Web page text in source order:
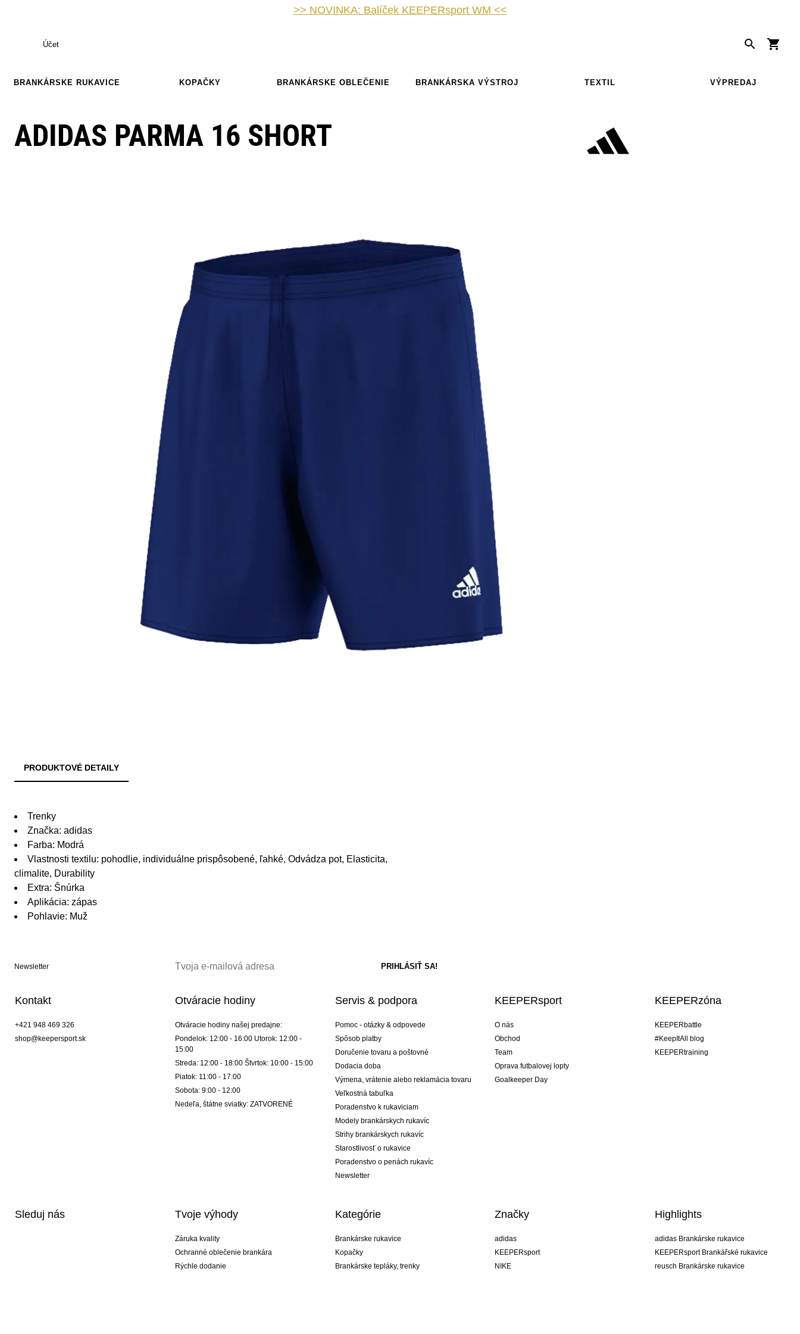
>> NOVINKA: Balíček KEEPERsport WM <<
Účet
BRANKÁRSKE RUKAVICE KOPAČKY BRANKÁRSKE OBLEČENIE BRANKÁRSKA VÝSTROJ TEXTIL VÝPREDAJ
ADIDAS PARMA 16 SHORT
PRODUKTOVÉ DETAILY
Trenky
Značka: adidas
Farba: Modrá
Vlastnosti textilu: pohodlie, individuálne prispôsobené, ľahké, Odvádza pot, Elasticita,
climalite, Durability
Extra: Šnúrka
Aplikácia: zápas
Pohlavie: Muž
Newsletter
Kontakt
+421 948 469 326
shop@keepersport.sk
Otváracie hodiny
Otváracie hodiny našej predajne:
Pondelok: 12:00 - 16:00 Utorok: 12:00 -
15:00
Streda: 12:00 - 18:00 Štvrtok: 10:00 - 15:00
Piatok: 11:00 - 17:00
Sobota: 9:00 - 12:00
Nedeľa, štátne sviatky: ZATVORENÉ
Servis & podpora
Pomoc - otázky & odpovede
Spôsob platby
Doručenie tovaru a poštovné
Dodacia doba
Výmena, vrátenie alebo reklamácia tovaru
Veľkostná tabuľka
Poradenstvo k rukaviciam
Modely brankárskych rukavíc
Strihy brankárskych rukavíc
Starostlivosť o rukavice
Poradenstvo o penách rukavíc
Newsletter
KEEPERsport
O nás
Obchod
Team
Oprava futbalovej lopty
Goalkeeper Day
KEEPERzóna
KEEPERbattle
#KeepItAll blog
KEEPERtraining
Sleduj nás Tvoje výhody
Záruka kvality
Ochranné oblečenie brankára
Rýchle dodanie
Kategórie
Brankárske rukavice
Kopačky
Brankárske tepláky, trenky
Značky
adidas
KEEPERsport
NIKE
Highlights
adidas Brankárske rukavice
KEEPERsport Brankářské rukavice
reusch Brankárske rukavice